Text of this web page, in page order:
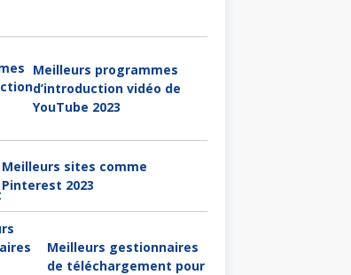
Meilleurs programmes
d’introduction vidéo de
YouTube 2023
Meilleurs sites comme
Pinterest 2023
Meilleurs gestionnaires
de téléchargement pour